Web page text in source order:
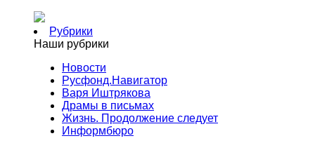
Рубрики
Наши рубрики
Новости
Русфонд.Навигатор
Варя Иштрякова
Драмы в письмах
Жизнь. Продолжение следует
Информбюро